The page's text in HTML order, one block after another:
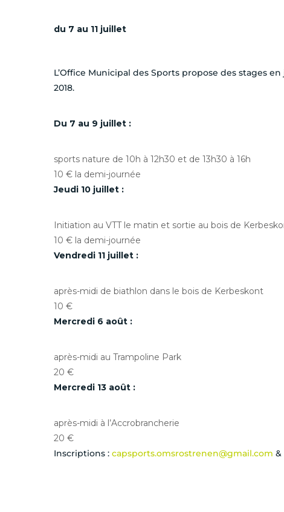
du 7 au 11 juillet
L’Office Municipal des Sports propose des stages
2018.
Du 7 au 9 juillet :
sports nature de 10h à 12h30 et de 13h30 à 16h
10 € la demi-journée
Jeudi 10 juillet :
Initiation au VTT le matin et sortie au bois de
10 € la demi-journée
Vendredi 11 juillet :
après-midi de biathlon dans le bois de Kerbeskont
10 €
Mercredi 6 août :
après-midi au Trampoline Park
20 €
Mercredi 13 août :
après-midi à l’Accrobrancherie
20 €
Inscriptions : capsports.omsrostrenen@gmail.com &